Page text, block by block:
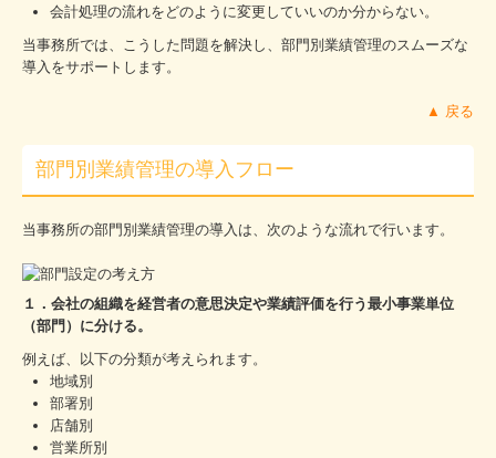
会計処理の流れをどのように変更していいのか分からない。
当事務所では、こうした問題を解決し、部門別業績管理のスムーズな
導入をサポートします。
▲ 戻る
部門別業績管理の導入フロー
当事務所の部門別業績管理の導入は、次のような流れで行います。
１．会社の組織を経営者の意思決定や業績評価を行う最小事業単位
（部門）に分ける。
例えば、以下の分類が考えられます。
地域別
部署別
店舗別
営業所別